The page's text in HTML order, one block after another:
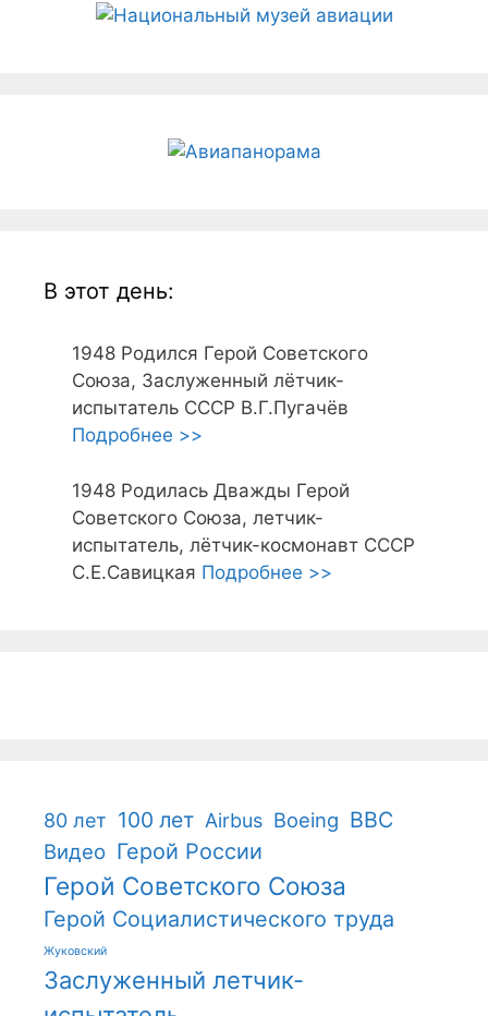
В этот день:
1948 Родился Герой Советского
Союза, Заслуженный лётчик-
испытатель СССР В.Г.Пугачёв
Подробнее >>
1948 Родилась Дважды Герой
Советского Союза, летчик-
испытатель, лётчик-космонавт СССР
С.Е.Савицкая Подробнее >>
80 лет 100 лет Airbus Boeing ВВС
Видео Герой России
Герой Советского Союза
Герой Социалистического труда
Жуковский
Заслуженный летчик-